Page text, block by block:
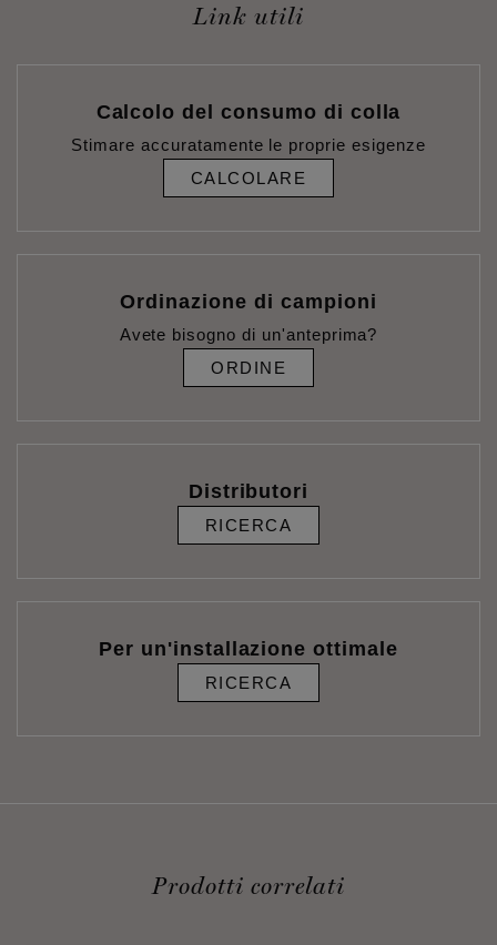
Link utili
Calcolo del consumo di colla
Stimare accuratamente le proprie esigenze
CALCOLARE
Ordinazione di campioni
Avete bisogno di un'anteprima?
ORDINE
Distributori
RICERCA
Per un'installazione ottimale
RICERCA
Prodotti correlati